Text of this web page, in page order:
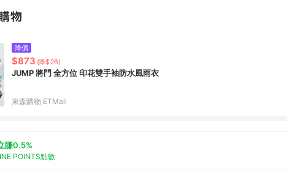
降價
$873 (降$26)
JUMP 將門 全方位 印花雙手袖防水風雨衣
東森購物 ETMall
賺0.5%
POINTS點數